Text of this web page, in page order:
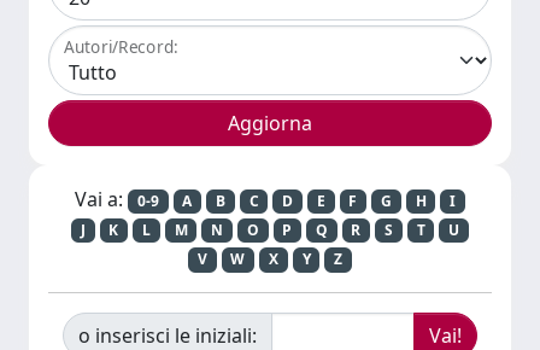
Autori/Record:
Vai a: 0-9 A B C D E F G H
I
J
K L M N O P Q R S T
U
V
W X Y Z
o inserisci le iniziali: